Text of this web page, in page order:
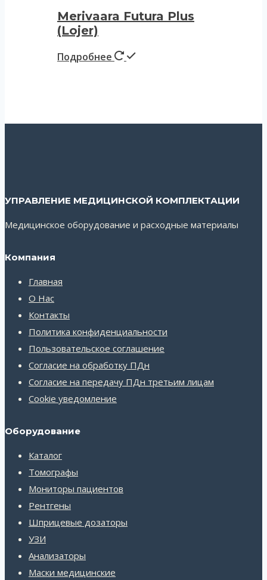
Merivaara Futura Plus
(Lojer)
Подробнее
УПРАВЛЕНИЕ МЕДИЦИНСКОЙ КОМПЛЕКТАЦИИ
Медицинское оборудование и расходные материалы
Компания
Главная
О Нас
Контакты
Политика конфиденциальности
Пользовательское соглашение
Согласие на обработку ПДн
Согласие на передачу ПДн третьим лицам
Cookie уведомление
Оборудование
Каталог
Томографы
Мониторы пациентов
Рентгены
Шприцевые дозаторы
УЗИ
Анализаторы
Маски медицинские